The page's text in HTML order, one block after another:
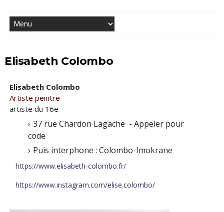
Elisabeth Colombo
Elisabeth Colombo
Artiste peintre
artiste du 16e
37 rue Chardon Lagache - Appeler pour
code
Puis interphone : Colombo-Imokrane
https://www.elisabeth-colombo.fr/
https://www.instagram.com/elise.colombo/